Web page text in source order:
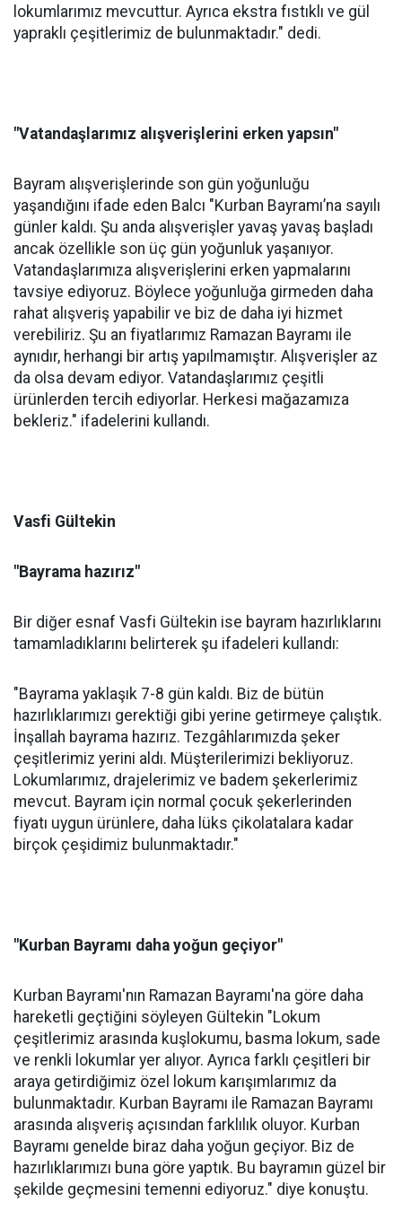
lokumlarımız mevcuttur. Ayrıca ekstra fıstıklı ve gül
yapraklı çeşitlerimiz de bulunmaktadır." dedi.
"Vatandaşlarımız alışverişlerini erken yapsın"
Bayram alışverişlerinde son gün yoğunluğu
yaşandığını ifade eden Balcı "Kurban Bayramı’na sayılı
günler kaldı. Şu anda alışverişler yavaş yavaş başladı
ancak özellikle son üç gün yoğunluk yaşanıyor.
Vatandaşlarımıza alışverişlerini erken yapmalarını
tavsiye ediyoruz. Böylece yoğunluğa girmeden daha
rahat alışveriş yapabilir ve biz de daha iyi hizmet
verebiliriz. Şu an fiyatlarımız Ramazan Bayramı ile
aynıdır, herhangi bir artış yapılmamıştır. Alışverişler az
da olsa devam ediyor. Vatandaşlarımız çeşitli
ürünlerden tercih ediyorlar. Herkesi mağazamıza
bekleriz." ifadelerini kullandı.
Vasfi Gültekin
"Bayrama hazırız"
Bir diğer esnaf Vasfi Gültekin ise bayram hazırlıklarını
tamamladıklarını belirterek şu ifadeleri kullandı:
"Bayrama yaklaşık 7-8 gün kaldı. Biz de bütün
hazırlıklarımızı gerektiği gibi yerine getirmeye çalıştık.
İnşallah bayrama hazırız. Tezgâhlarımızda şeker
çeşitlerimiz yerini aldı. Müşterilerimizi bekliyoruz.
Lokumlarımız, drajelerimiz ve badem şekerlerimiz
mevcut. Bayram için normal çocuk şekerlerinden
fiyatı uygun ürünlere, daha lüks çikolatalara kadar
birçok çeşidimiz bulunmaktadır."
"Kurban Bayramı daha yoğun geçiyor"
Kurban Bayramı'nın Ramazan Bayramı'na göre daha
hareketli geçtiğini söyleyen Gültekin "Lokum
çeşitlerimiz arasında kuşlokumu, basma lokum, sade
ve renkli lokumlar yer alıyor. Ayrıca farklı çeşitleri bir
araya getirdiğimiz özel lokum karışımlarımız da
bulunmaktadır. Kurban Bayramı ile Ramazan Bayramı
arasında alışveriş açısından farklılık oluyor. Kurban
Bayramı genelde biraz daha yoğun geçiyor. Biz de
hazırlıklarımızı buna göre yaptık. Bu bayramın güzel bir
şekilde geçmesini temenni ediyoruz." diye konuştu.